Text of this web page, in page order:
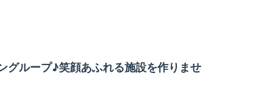
グループ♪笑顔あふれる施設を作りませ